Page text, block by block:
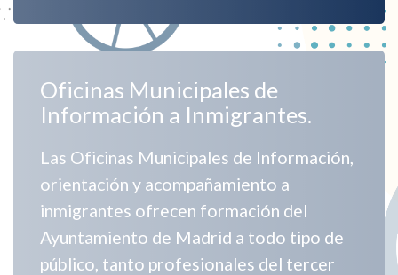
Oficinas Municipales de
Información a Inmigrantes.
Las Oficinas Municipales de Información,
orientación y acompañamiento a
inmigrantes ofrecen formación del
Ayuntamiento de Madrid a todo tipo de
público, tanto profesionales del tercer